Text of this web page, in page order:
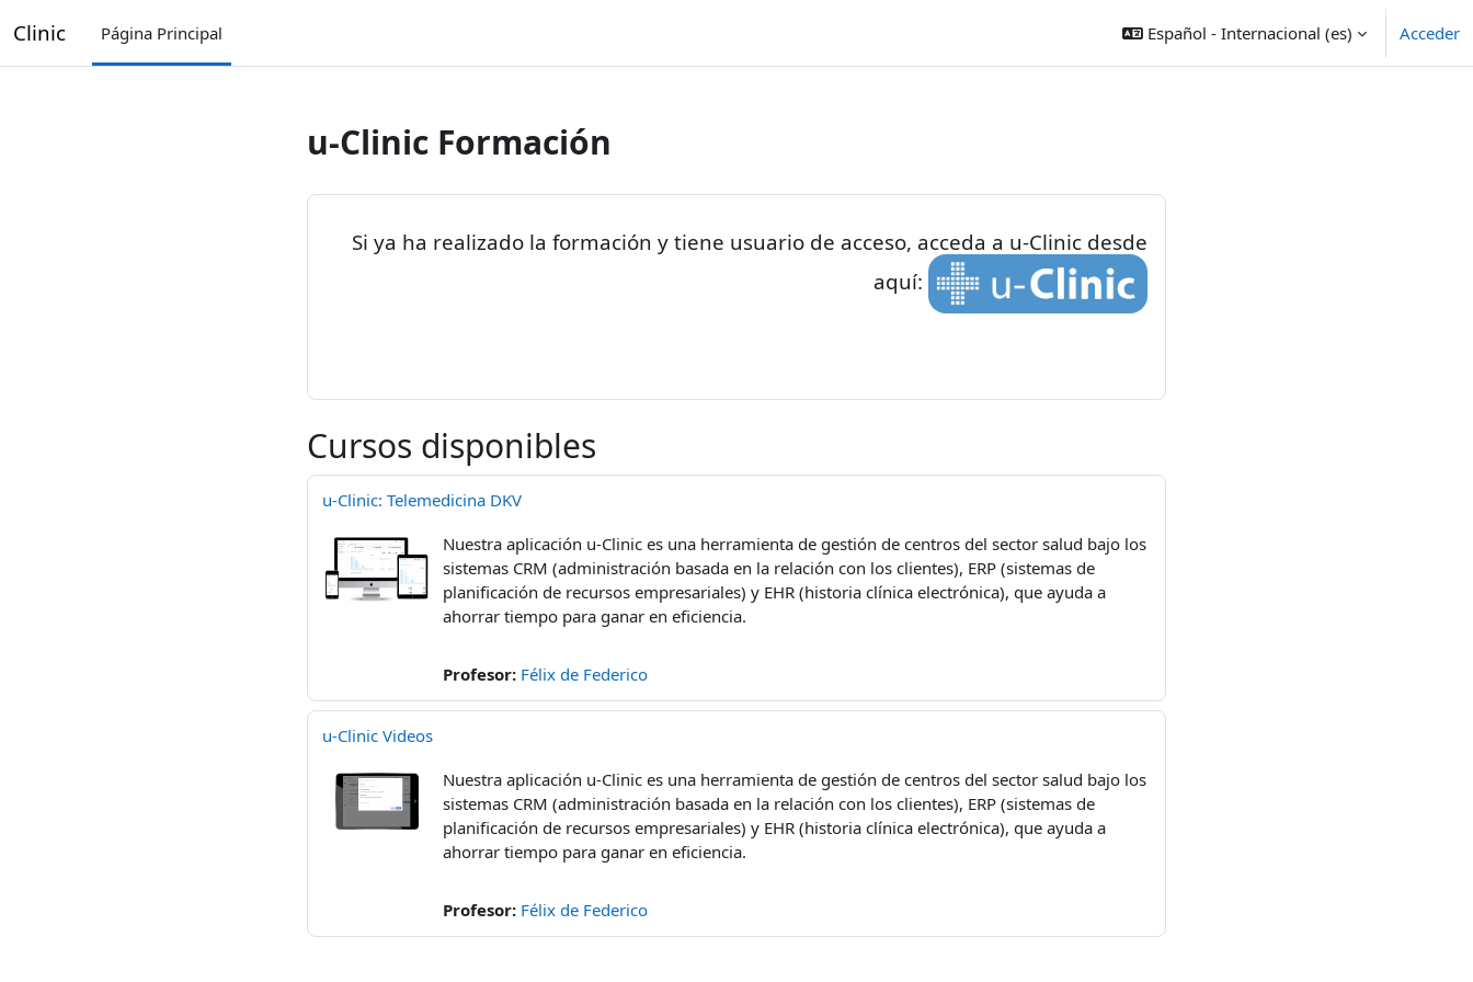
Clinic Página Principal Español - Internacional ‎(es)‎ Acceder
u-Clinic Formación
Si ya ha realizado la formación y tiene usuario de acceso, acceda a u-Clinic desde
aquí:
Cursos disponibles
u-Clinic: Telemedicina DKV
Nuestra aplicación u-Clinic es una herramienta de gestión de centros del sector salud bajo los
sistemas CRM (administración basada en la relación con los clientes), ERP (sistemas de
planificación de recursos empresariales) y EHR (historia clínica electrónica), que ayuda a
ahorrar tiempo para ganar en eficiencia.
Profesor: Félix de Federico
u-Clinic Videos
Nuestra aplicación u-Clinic es una herramienta de gestión de centros del sector salud bajo los
sistemas CRM (administración basada en la relación con los clientes), ERP (sistemas de
planificación de recursos empresariales) y EHR (historia clínica electrónica), que ayuda a
ahorrar tiempo para ganar en eficiencia.
Profesor: Félix de Federico